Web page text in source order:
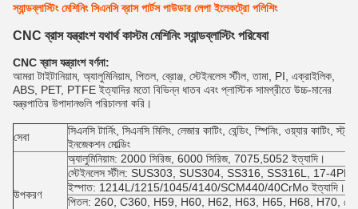
স্যান্ডব্লাস্টিং মেশিনিং সিএনসি ব্রাস পার্টস পাউডার লেপা ইলেকট্রো পলিশিং
CNC ব্রাস যন্ত্রাংশ যথার্থ কাস্টম মেশিনিং স্যান্ডব্লাস্টিং পরিষেবা
CNC ব্রাস যন্ত্রাংশ বর্ণনা:
আমরা টাইটানিয়াম, অ্যালুমিনিয়াম, পিতল, ব্রোঞ্জ, স্টেইনলেস স্টীল, তামা, PI, এক্রাইলিক,
ABS, PET, PTFE ইত্যাদির মতো বিভিন্ন ধাতব এবং প্লাস্টিক সামগ্রীতে উচ্চ-মানের
যন্ত্রপাতির উপাদানগুলি পরিচালনা করি।
সেবা
সিএনসি টার্নিং, সিএনসি মিলিং, লেজার কাটিং, বেন্ডিং, স্পিনিং, ওয়্যার কাটিং,
ইনজেকশন মোল্ডিং
উপকরণ
অ্যালুমিনিয়াম: 2000 সিরিজ, 6000 সিরিজ, 7075,5052 ইত্যাদি।
স্টেইনলেস স্টীল: SUS303, SUS304, SS316, SS316L, 17-4PH
ইস্পাত: 1214L/1215/1045/4140/SCM440/40CrMo ইত্যাদি।
পিতল: 260, C360, H59, H60, H62, H63, H65, H68, H70,